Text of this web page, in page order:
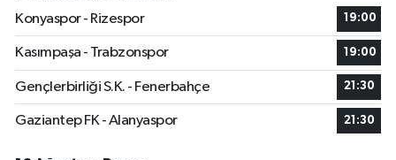
Konyaspor - Rizespor
19:00
Kasımpaşa - Trabzonspor 19:00
Gençlerbirliği S.K. - Fenerbahçe 21:30
Gaziantep FK - Alanyaspor 21:30